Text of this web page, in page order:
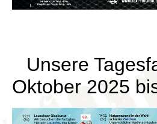
Unsere
Oktober 2025